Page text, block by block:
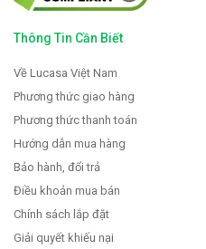
Thông Tin Cần Biết
Về Lucasa Việt Nam
Phương thức giao hàng
Phương thức thanh toán
Hướng dẫn mua hàng
Bảo hành, đổi trả
Điều khoản mua bán
Chính sách lắp đặt
Giải quyết khiếu nại